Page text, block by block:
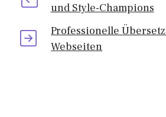
und Style-Champions
Professionelle
Webseiten